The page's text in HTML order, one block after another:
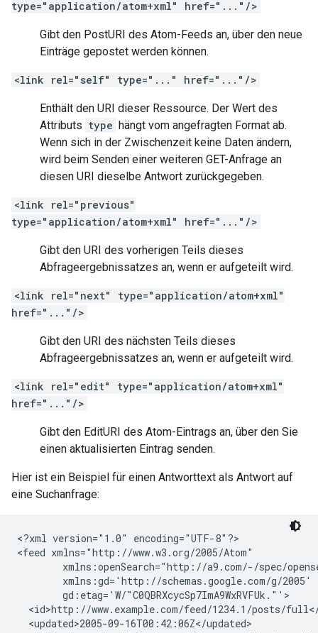
type="application/atom+xml" href="..."/>
Gibt den PostURI des Atom-Feeds an, über den neue
Einträge gepostet werden können.
<link rel="self" type="..." href="..."/>
Enthält den URI dieser Ressource. Der Wert des
Attributs type hängt vom angefragten Format ab.
Wenn sich in der Zwischenzeit keine Daten ändern,
wird beim Senden einer weiteren GET-Anfrage an
diesen URI dieselbe Antwort zurückgegeben.
<link rel="previous"
type="application/atom+xml" href="..."/>
Gibt den URI des vorherigen Teils dieses
Abfrageergebnissatzes an, wenn er aufgeteilt wird.
<link rel="next" type="application/atom+xml"
href="..."/>
Gibt den URI des nächsten Teils dieses
Abfrageergebnissatzes an, wenn er aufgeteilt wird.
<link rel="edit" type="application/atom+xml"
href="..."/>
Gibt den EditURI des Atom-Eintrags an, über den Sie
einen aktualisierten Eintrag senden.
Hier ist ein Beispiel für einen Antworttext als Antwort auf
eine Suchanfrage:
<?xml version="1.0" encoding="UTF-8"?>
<feed xmlns="http://www.w3.org/2005/Atom"
xmlns:openSearch="http://a9.com/-/spec/
        xmlns:gd='http://schemas.google.com/g/2005'
        gd:etag='W/"C0QBRXcycSp7ImA9WxRVFUk."'>
<id>http://www.example.com/feed/1234.1/posts/
  <updated>2005-09-16T00:42:06Z</updated>